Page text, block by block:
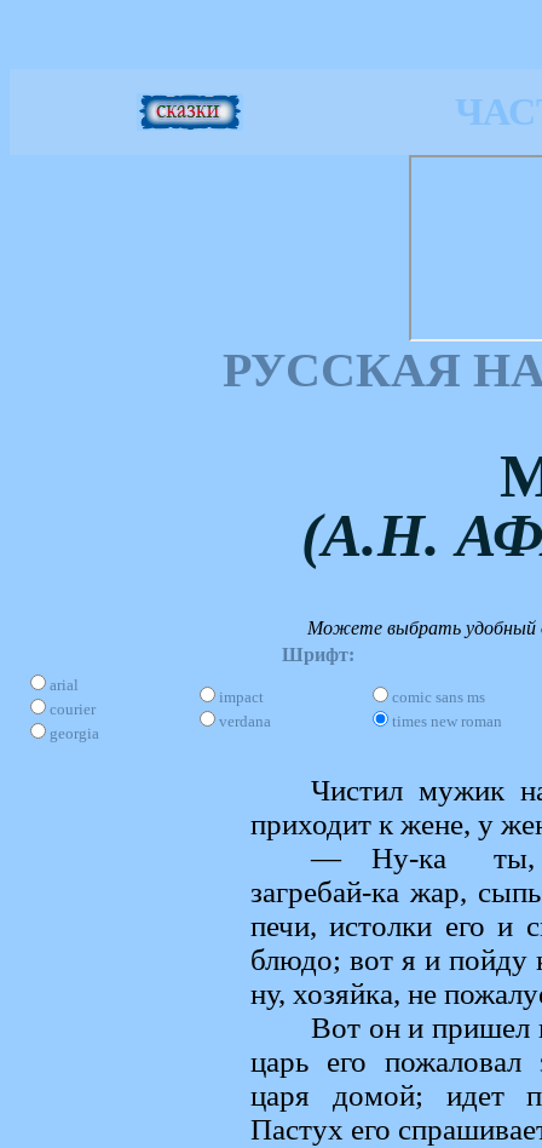
РУССКАЯ
(А.Н.
Можете выбрать удобный
Шрифт:
arial
courier
georgia
impact
verdana
comic sans ms
times new roman
Чистил мужик
приходит к жене, у
— Ну-ка ты,
загребай-ка жар,
печи, истолки его и
блюдо; вот я и
ну, хозяйка, не
Вот он и пришел
царь его
царя домой; идет
Пастух его